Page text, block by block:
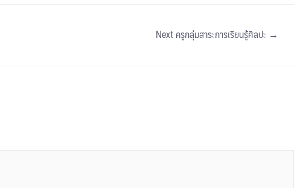
Next ครูกลุ่มสาระการเรียนรู้ศิลปะ →